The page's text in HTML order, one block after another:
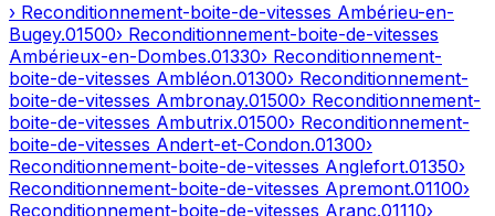
› Reconditionnement-boite-de-vitesses Ambérieu-en-
Bugey.01500› Reconditionnement-boite-de-vitesses
Ambérieux-en-Dombes.01330› Reconditionnement-
boite-de-vitesses Ambléon.01300› Reconditionnement-
boite-de-vitesses Ambronay.01500› Reconditionnement-
boite-de-vitesses Ambutrix.01500› Reconditionnement-
boite-de-vitesses Andert-et-Condon.01300›
Reconditionnement-boite-de-vitesses Anglefort.01350›
Reconditionnement-boite-de-vitesses Apremont.01100›
Reconditionnement-boite-de-vitesses Aranc.01110›